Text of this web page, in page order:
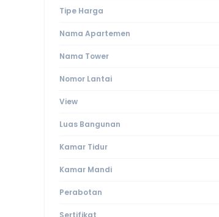
Tipe Harga
Nama Apartemen
Nama Tower
Nomor Lantai
View
Luas Bangunan
Kamar Tidur
Kamar Mandi
Perabotan
Sertifikat